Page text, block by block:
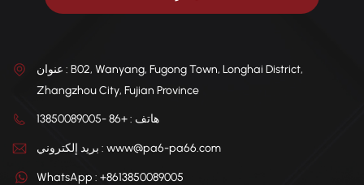
عنوان : B02, Wanyang, Fugong Town, Longhai District,
Zhangzhou City, Fujian Province
هاتف : +86 -13850089005
بريد إلكتروني : www@pa6-pa66.com
WhatsApp : +8613850089005